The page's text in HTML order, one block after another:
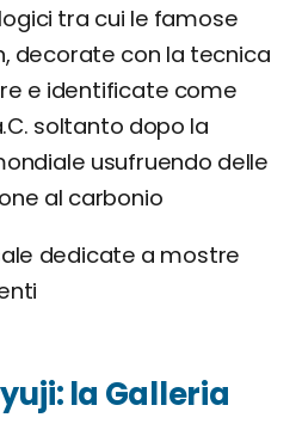
tra cui le famose
decorate con la tecnica
e identificate come
soltanto dopo la
usufruendo delle
al carbonio
dedicate a mostre
la Galleria